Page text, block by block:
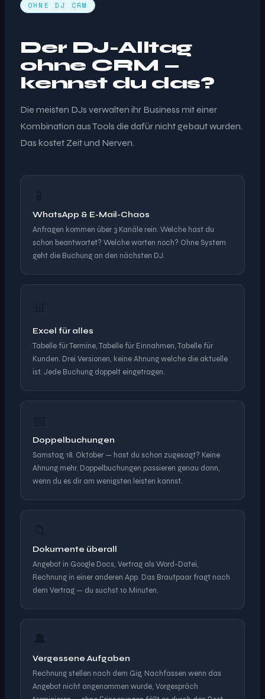
OHNE DJ CRM
Der DJ-Alltag
ohne CRM —
kennst du das?
Die meisten DJs verwalten ihr Business mit einer
Kombination aus Tools die dafür nicht gebaut wurden.
Das kostet Zeit und Nerven.
WhatsApp & E-Mail-Chaos
Anfragen kommen über 3 Kanäle rein. Welche hast du
schon beantwortet? Welche warten noch? Ohne System
geht die Buchung an den nächsten DJ.
Excel für alles
Tabelle für Termine, Tabelle für Einnahmen, Tabelle für
Kunden. Drei Versionen, keine Ahnung welche die aktuelle
ist. Jede Buchung doppelt eingetragen.
Doppelbuchungen
Samstag, 18. Oktober — hast du schon zugesagt? Keine
Ahnung mehr. Doppelbuchungen passieren genau dann,
wenn du es dir am wenigsten leisten kannst.
Dokumente überall
Angebot in Google Docs, Vertrag als Word-Datei,
Rechnung in einer anderen App. Das Brautpaar fragt nach
dem Vertrag — du suchst 10 Minuten.
Vergessene Aufgaben
Rechnung stellen nach dem Gig, Nachfassen wenn das
Angebot nicht angenommen wurde, Vorgespräch